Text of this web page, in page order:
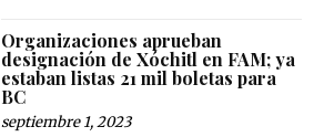
Organizaciones aprueban
designación de Xóchitl en FAM; ya
estaban listas 21 mil boletas para
BC
septiembre 1, 2023